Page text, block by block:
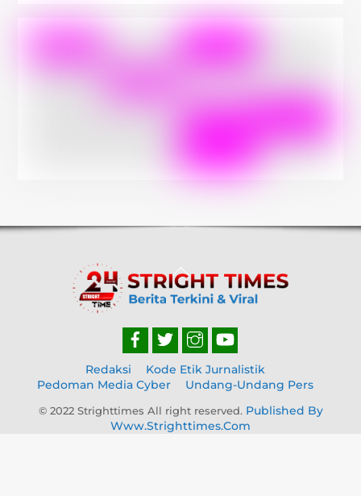
Back
To
Top
Redaksi
Kode Etik Jurnalistik
Pedoman Media Cyber
Undang-Undang Pers
© 2022 Strighttimes All right reserved. Published By
Www.strighttimes.com